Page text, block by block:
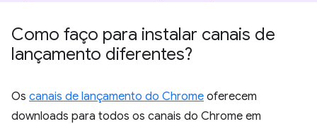
Como faço para instalar canais de
lançamento diferentes?
Os canais de lançamento do Chrome oferecem
downloads para todos os canais do Chrome em